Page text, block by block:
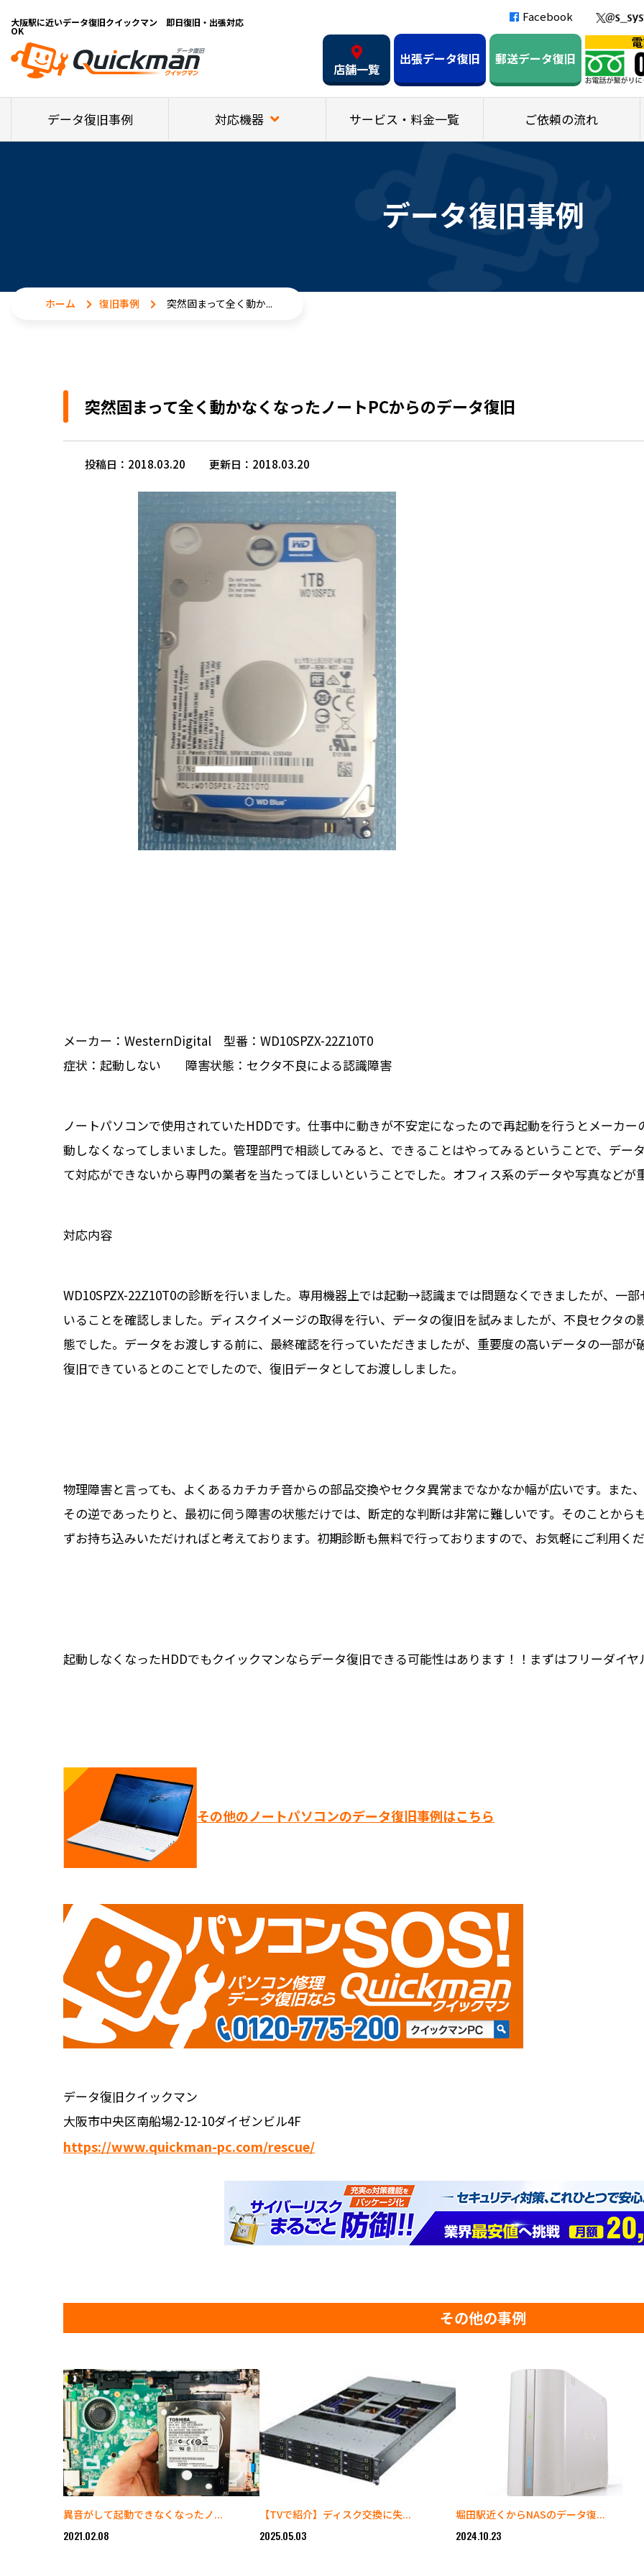
大阪駅に近いデータ復旧クイックマン 即日復旧・出張対応
OK
Facebook
店舗一覧
出張データ復旧 郵送データ復旧
データ復旧事例 対応機器 サービス・料金一覧 ご依頼の流れ
データ復旧事例
ホーム 復旧事例 突然固まって全く動か...
突然固まって全く動かなくなったノートPCからのデータ復旧
投稿日：2018.03.20 更新日：2018.03.20
メーカー：WesternDigital 型番：WD10SPZX-22Z10T0
症状：起動しない 障害状態：セクタ不良による認識障害
ノートパソコンで使用されていたHDDです。仕事中に動きが不安定になったので再起動を行うとメーカ
動しなくなってしまいました。管理部門で相談してみると、できることはやってみるということで、デー
て対応ができないから専門の業者を当たってほしいということでした。オフィス系のデータや写真などが重
対応内容
WD10SPZX-22Z10T0の診断を行いました。専用機器上では起動→認識までは問題なくできましたが、一
いることを確認しました。ディスクイメージの取得を行い、データの復旧を試みましたが、不良セクタ
態でした。データをお渡しする前に、最終確認を行っていただきましたが、重要度の高いデータの一部が
復旧できているとのことでしたので、復旧データとしてお渡ししました。
物理障害と言っても、よくあるカチカチ音からの部品交換やセクタ異常までなかなか幅が広いです。また
その逆であったりと、最初に伺う障害の状態だけでは、断定的な判断は非常に難しいです。そのことから
ずお持ち込みいただければと考えております。初期診断も無料で行っておりますので、お気軽にご利用くだ
起動しなくなったHDDでもクイックマンならデータ復旧できる可能性はあります！！まずはフリーダイヤ
その他のノートパソコンのデータ復旧事例はこちら
データ復旧クイックマン
大阪市中央区南船場2-12-10ダイゼンビル4F
https://www.quickman-pc.com/rescue/
その他の事例
異音がして起動できなくなったノ...
2021.02.08
【TVで紹介】ディスク交換に失...
2025.05.03
堀田駅近くからNASのデータ復...
2024.10.23